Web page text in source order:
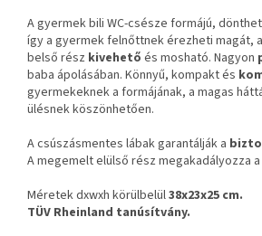
A gyermek bili WC-csésze formájú,
így a gyermek felnőttnek érezheti magát,
belső rész kivehető és mosható. Nagyon
baba ápolásában. Könnyű, kompakt és
gyermekeknek a formájának, a magas
ülésnek köszönhetően.
A csúszásmentes lábak garantálják a
A megemelt elülső rész megakadályozza
Méretek dxwxh körülbelül38x23x25 cm.
TÜV Rheinland tanúsítvány.